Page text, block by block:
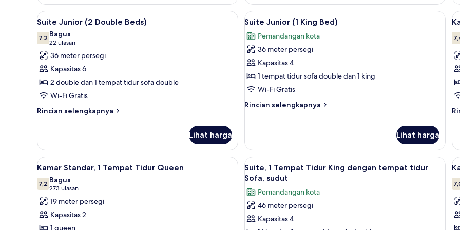
Tidur
King,
akses
difabel
Deluks
(2
Beds)
1
Lihat
semua
foto
untuk
Suite
Junior
(2
Double
Beds)
Seprai premium, brankas, meja kerja, dan ruang kerja ramah laptop
5
Suite Junior (2 Double Beds)
7,27,2 dari 10
Bagus
22 ulasan
(22
ulasan)
36 meter persegi
Kapasitas 6
2 double dan 1 tempat tidur sofa double
Wi-Fi Gratis
Rincian selengkapnya
Rincian
Suite
Junior
(2
Double
Beds)
Lihat harga
Lihat
semua
foto
untuk
Suite
Junior
(1
Bed)
Suite Junior (1 King Bed) | Seprai
6
Suite Junior (1 King Bed)
Pemandangan kota
36 meter persegi
Kapasitas 4
1 tempat tidur sofa double dan 1 king
Wi-Fi Gratis
Rincian selengkapnya
Rincian
Junior
(1
King
Bed)
Lihat harga
1
Lihat
semua
foto
untuk
Kamar
Standar,
Seprai premium, brankas, meja kerja, dan ruang kerja ramah laptop
4
Kamar Standar, 1 Tempat Tidur Queen
7,27,2 dari 10
Bagus
273 ulasan
(273
ulasan)
19 meter persegi
Kapasitas 2
1 queen
Lihat
semua
foto
untuk
Suite,
1
Seprai premium, brankas, meja kerja,
9
Suite, 1 Tempat Tidur King dengan tempat tidur
Sofa, sudut
Pemandangan kota
46 meter persegi
Kapasitas 4